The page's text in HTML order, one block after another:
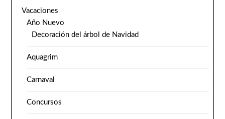
Vacaciones
Año Nuevo
Decoración del árbol de Navidad
Aquagrim
Carnaval
Concursos